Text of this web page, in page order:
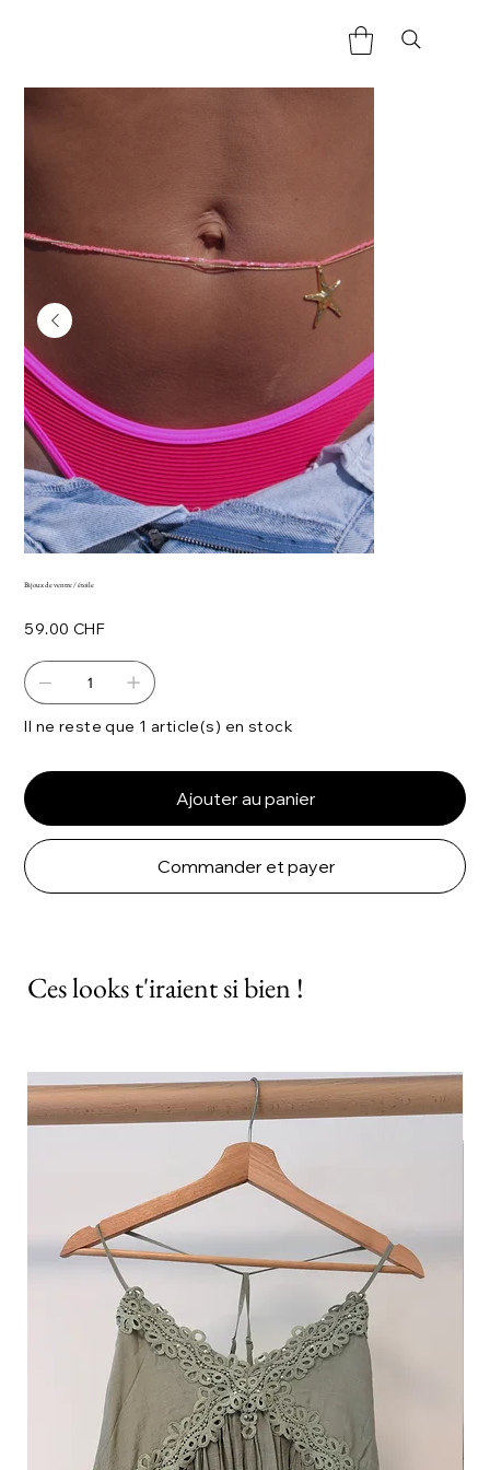
Bijoux de ventre / étoile
59.00 CHF
Il ne reste que 1 article(s) en stock
Ajouter au panier
Commander et payer
Ces looks t'iraient si bien !